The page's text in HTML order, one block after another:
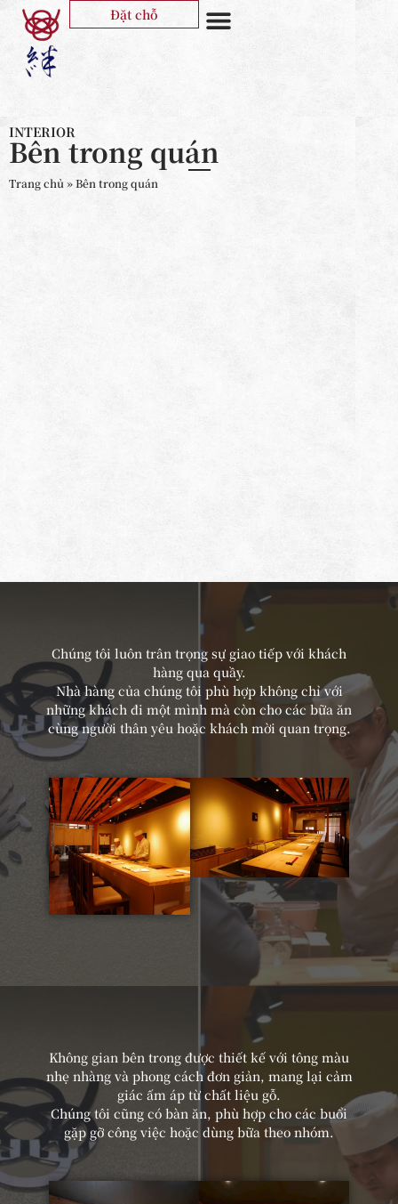
Đặt chỗ
INTERIOR
Bên trong quán
Trang chủ »Bên trong quán
Chúng tôi luôn trân trọng sự giao tiếp với khách
hàng qua quầy.
Nhà hàng của chúng tôi phù hợp không chỉ với
những khách đi một mình mà còn cho các bữa ăn
cùng người thân yêu hoặc khách mời quan trọng.
Không gian bên trong được thiết kế với tông màu
nhẹ nhàng và phong cách đơn giản, mang lại cảm
giác ấm áp từ chất liệu gỗ.
Chúng tôi cũng có bàn ăn, phù hợp cho các buổi
gặp gỡ công việc hoặc dùng bữa theo nhóm.